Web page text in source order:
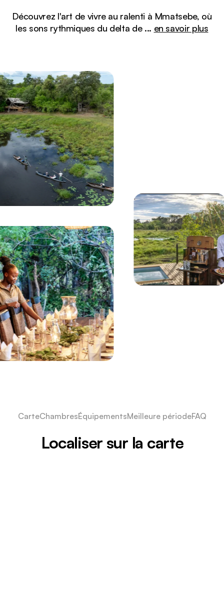
Découvrez l'art de vivre au ralenti à Mmatsebe, où
les sons rythmiques du delta de ... en savoir plus
CarteChambresÉquipementsMeilleure périodeFAQ
Localiser sur la carte